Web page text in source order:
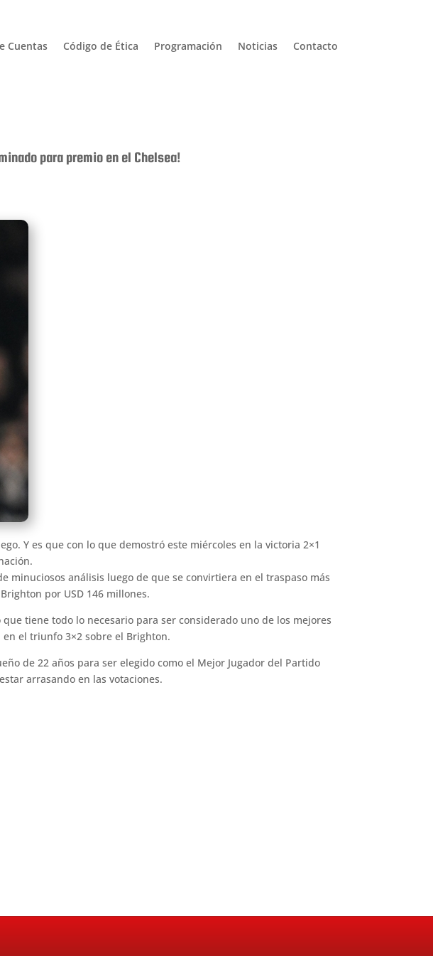
Cuentas Código de Ética Programación Noticias Contacto
para premio en el Chelsea!
Y es que con lo que demostró este miércoles en la victoria 2×1
minuciosos análisis luego de que se convirtiera en el traspaso más
por USD 146 millones.
tiene todo lo necesario para ser considerado uno de los mejores
el triunfo 3×2 sobre el Brighton.
de 22 años para ser elegido como el Mejor Jugador del Partido
arrasando en las votaciones.